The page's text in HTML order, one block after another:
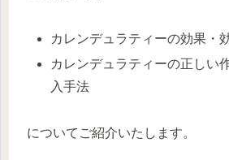
カレンデュラティーの効果・
カレンデュラティーの正しい
入手法
についてご紹介いたします。